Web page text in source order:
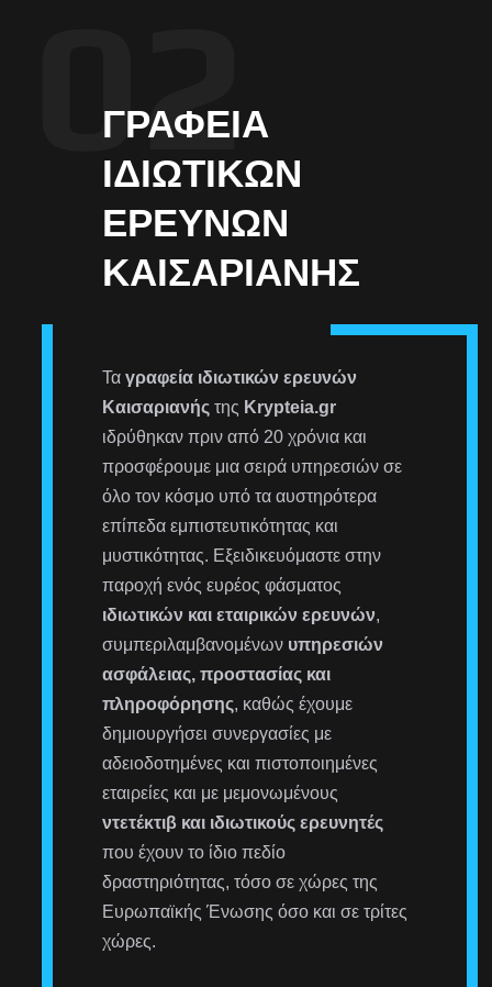
ΓΡΑΦΕΊΑ
ΙΔΙΩΤΙΚΏΝ
ΕΡΕΥΝΏΝ
ΚΑΙΣΑΡΙΑΝΉΣ
Ταγραφεία ιδιωτικών ερευνών
Καισαριανής της Krypteia.gr
ιδρύθηκαν πριν από 20 χρόνια και
προσφέρουμε μια σειρά υπηρεσιών σε
όλο τον κόσμο υπό τα αυστηρότερα
επίπεδα εμπιστευτικότητας και
μυστικότητας. Εξειδικευόμαστε στην
παροχή ενός ευρέος φάσματος
ιδιωτικών και εταιρικών ερευνών,
συμπεριλαμβανομένων υπηρεσιών
ασφάλειας, προστασίας και
πληροφόρησης, καθώς έχουμε
δημιουργήσει συνεργασίες με
αδειοδοτημένες και πιστοποιημένες
εταιρείες και με μεμονωμένους
ντετέκτιβ και ιδιωτικούς ερευνητές
που έχουν το ίδιο πεδίο
δραστηριότητας, τόσο σε χώρες της
Ευρωπαϊκής Ένωσης όσο και σε τρίτες
χώρες.